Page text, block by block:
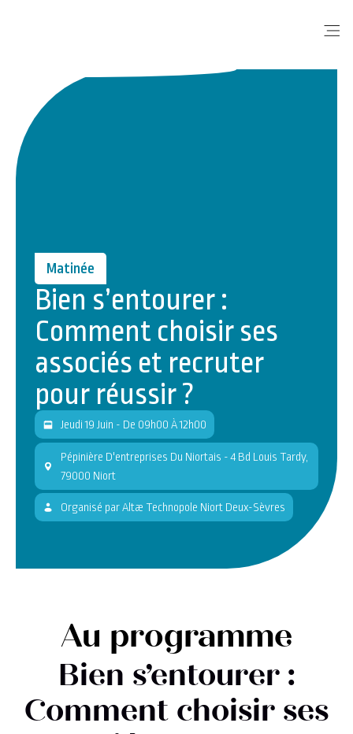
Matinée
Bien s’entourer :
Comment choisir ses
associés et recruter
pour réussir ?
Jeudi 19 Juin - De 09h00 À 12h00
Pépinière D'entreprises Du Niortais - 4 Bd Louis Tardy,
79000 Niort
Organisé parAltæ Technopole Niort Deux-Sèvres
Au programme
Bien s’entourer :
Comment choisir ses